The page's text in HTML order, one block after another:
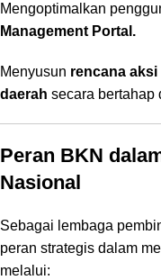
Mengoptimalkan
Management Portal.
Menyusun rencana aksi
daerah secara bertahap
Peran BKN
Nasional
Sebagai lembaga
peran strategis dalam
melalui: